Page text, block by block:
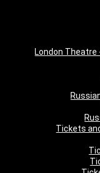
London Theatre
Tickets